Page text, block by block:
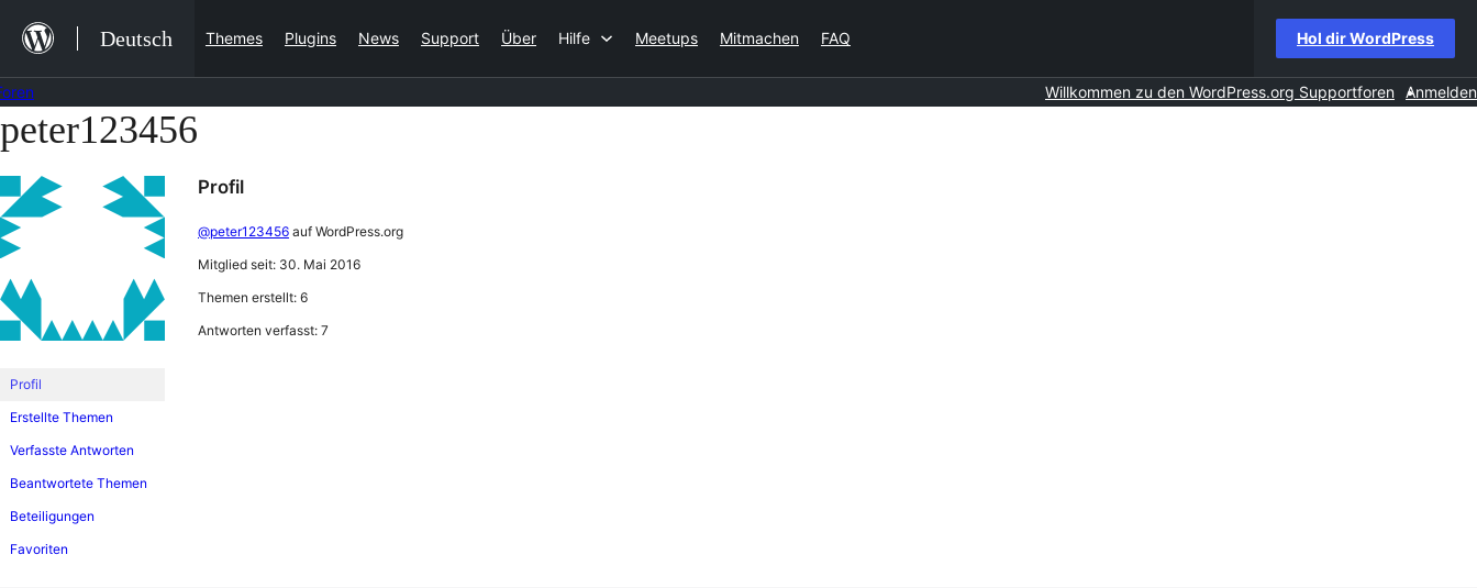
Inhalt
springen
Deutsch Themes Plugins News Support Über Hilfe Meetups Mitmachen FAQ Hol dir WordPress
Willkommen zu den WordPress.org Supportforen Anmelden
Zum
Inhalt
springen
peter123456
Profil
Erstellte Themen
Verfasste Antworten
Beantwortete Themen
Beteiligungen
Favoriten
Profil
@peter123456 auf WordPress.org
Mitglied seit: 30. Mai 2016
Themen erstellt: 6
Antworten verfasst: 7